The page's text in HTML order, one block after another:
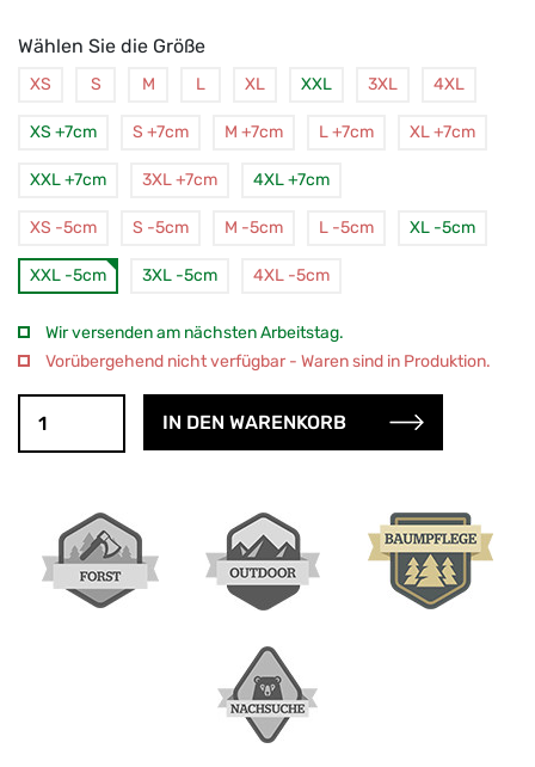
Wählen Sie die Größe
XS S M L XL XXL 3XL 4XL
XS +7cm S +7cm M +7cm L +7cm XL +7cm
XXL +7cm 3XL +7cm 4XL +7cm
XS -5cm S -5cm M -5cm L -5cm XL -5cm
XXL -5cm 3XL -5cm 4XL -5cm
Wir versenden am nächsten Arbeitstag.
Vorübergehend nicht verfügbar - Waren sind in Produktion.